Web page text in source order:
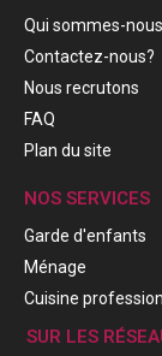
Qui sommes-
Contactez-nous?
Nous recrutons
FAQ
Plan du site
NOS SERVICES
Garde d'enfants
Ménage
Cuisine
SUR LES